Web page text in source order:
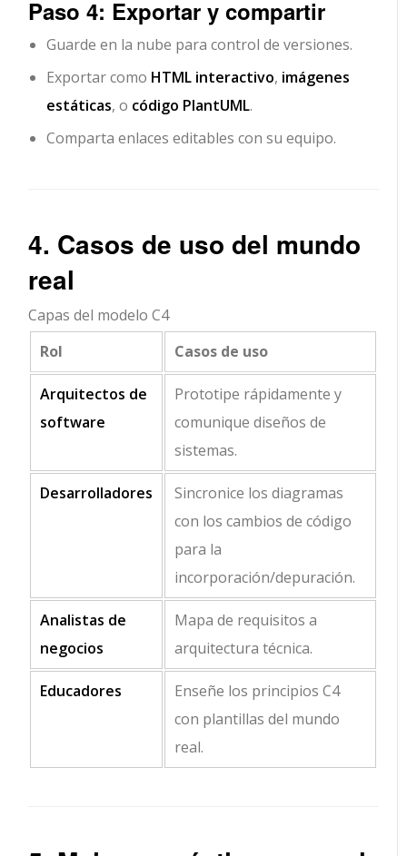
Paso 4: Exportar y compartir
Guarde en la nube para control de versiones.
Exportar como HTML interactivo, imágenes
estáticas, o código PlantUML.
Comparta enlaces editables con su equipo.
4. Casos de uso del mundo
real
Capas del modelo C4
Rol
Casos de uso
Arquitectos de
software
Prototipe rápidamente y
comunique diseños de
sistemas.
Desarrolladores
Sincronice los diagramas
con los cambios de código
para la
incorporación/depuración.
Analistas de
negocios
Mapa de requisitos a
arquitectura técnica.
Educadores
Enseñe los principios C4
con plantillas del mundo
real.